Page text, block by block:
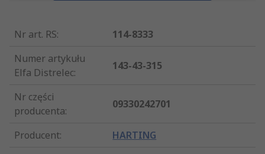
Nr art. RS:
114-8333
Numer artykułu
Elfa Distrelec:
143-43-315
Nr części
producenta:
09330242701
Producent: HARTING